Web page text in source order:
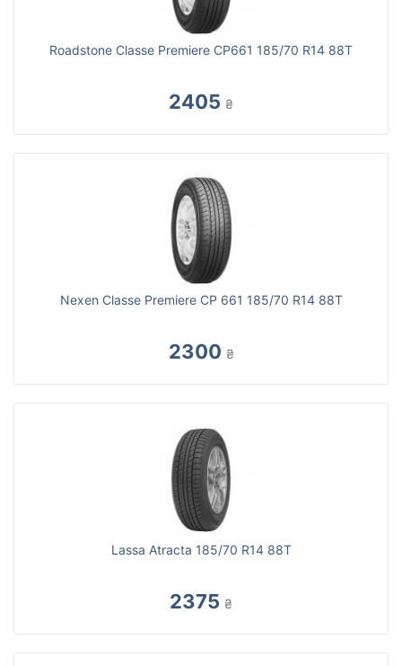
Roadstone Classe Premiere CP661 185/70 R14 88T
2405 ₴
Nexen Classe Premiere CP 661 185/70 R14 88T
2300 ₴
Lassa Atracta 185/70 R14 88T
2375 ₴